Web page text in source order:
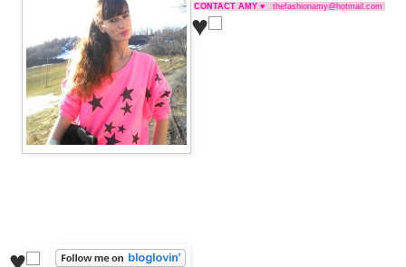
CONTACT AMY ♥ thefashionamy@hotmail.com
♥